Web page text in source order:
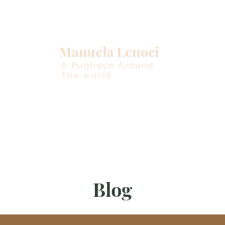
A Pugliese Around
The world
Manuela Lenoci
Blog